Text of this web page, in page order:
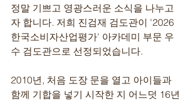
정말 기쁘고 영광스러운 소식을 나누고
자 합니다. 저희 진검재 검도관이 '2026
한국소비자산업평가' 아카데미 부문 우
수 검도관으로 선정되었습니다.
2010년, 처음 도장 문을 열고 아이들과
함께 기합을 넣기 시작한 지 어느덧 16년